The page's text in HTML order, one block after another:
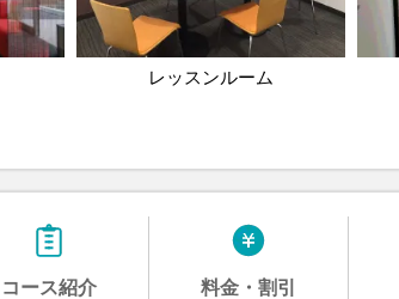
レッスンルーム
コース紹介 料金・割引